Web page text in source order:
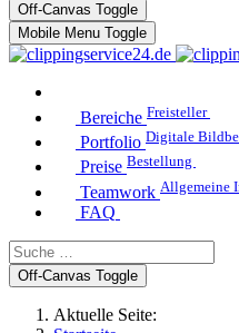
Off-Canvas Toggle
Mobile Menu Toggle
Bereiche Freisteller
Portfolio Digitale
Preise Bestellung
Teamwork Allgemeine
FAQ
Off-Canvas Toggle
Aktuelle Seite: